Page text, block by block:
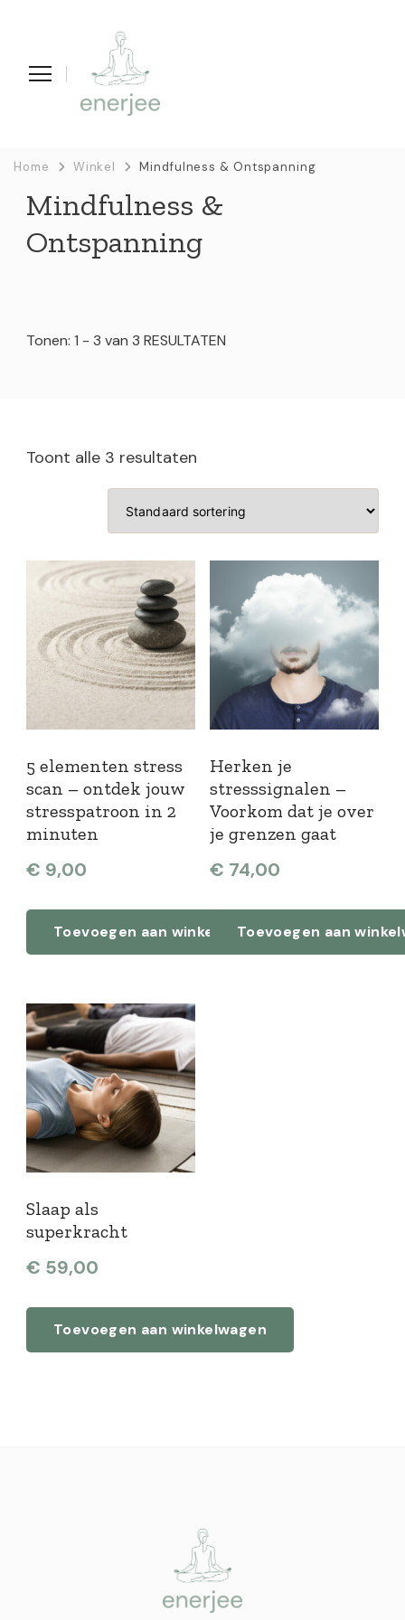
Home Winkel Mindfulness & Ontspanning
Mindfulness &
Ontspanning
Tonen: 1 - 3 van 3 RESULTATEN
Toont alle 3 resultaten
5 elementen stress
scan – ontdek jouw
stresspatroon in 2
minuten
€ 9,00
Toevoegen aan winkelwagen
Herken je
stresssignalen –
Voorkom dat je over
je grenzen gaat
€ 74,00
Toevoegen aan
Slaap als
superkracht
€ 59,00
Toevoegen aan winkelwagen